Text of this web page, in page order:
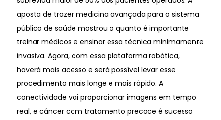
aposta de trazer medicina avançada para o sistema
público de saúde mostrou o quanto é importante
treinar médicos e ensinar essa técnica minimamente
invasiva. Agora, com essa plataforma robótica,
haverá mais acesso e será possível levar esse
procedimento mais longe e mais rápido. A
conectividade vai proporcionar imagens em tempo
real, e câncer com tratamento precoce é sucesso